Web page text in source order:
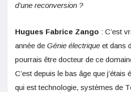
d’une reconversion ?
Hugues Fabrice Zango : C’est
année de Génie électrique et dans
pourrais être docteur de ce
C’est depuis le bas âge que j’étais
qui est technologie, systèmes de